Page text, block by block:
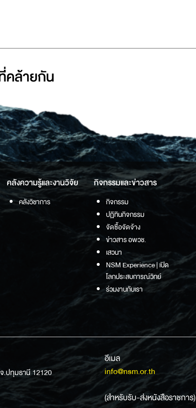
คล้ายกัน
คลังความรู้และงานวิจัย
คลังวิชาการ
กิจกรรมและข่าวสาร
กิจกรรม
ปฏิทินกิจกรรม
จัดซื้อจัดจ้าง
ข่าวสาร อพวช.
เสวนา
NSM Experience | เปิด
โลกประสบการณ์วิทย์
ร่วมงานกับเรา
.ปทุมธานี 12120
อีเมล
info@nsm.or.th
(สำหรับรับ-ส่งหนังสือราชการ)